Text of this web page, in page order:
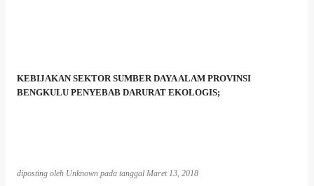
KEBIJAKAN SEKTOR SUMBER DAYA ALAM PROVINSI
BENGKULU PENYEBAB DARURAT EKOLOGIS;
diposting oleh Unknown pada tanggal Maret 13, 2018